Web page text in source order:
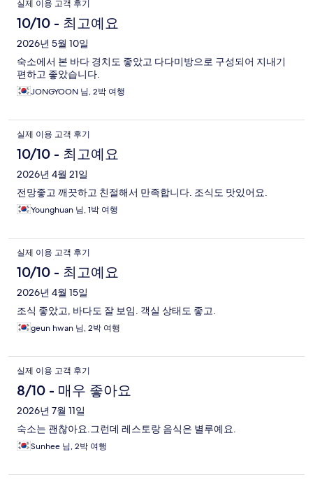
실제 이용 고객 후기
10/10 - 최고예요
2026년 5월 10일
숙소에서 본 바다 경치도 좋았고 다다미방으로 구성되어 지내기
편하고 좋았습니다.
JONGYOON 님, 2박 여행
실제 이용 고객 후기
10/10 - 최고예요
2026년 4월 21일
전망좋고 깨끗하고 친절해서 만족합니다. 조식도 맛있어요.
Younghuan 님, 1박 여행
실제 이용 고객 후기
10/10 - 최고예요
2026년 4월 15일
조식 좋았고, 바다도 잘 보임. 객실 상태도 좋고.
geun hwan 님, 2박 여행
실제 이용 고객 후기
8/10 - 매우 좋아요
2026년 7월 11일
숙소는 괜찮아요.그런데 레스토랑 음식은 별루예요.
Sunhee 님, 2박 여행